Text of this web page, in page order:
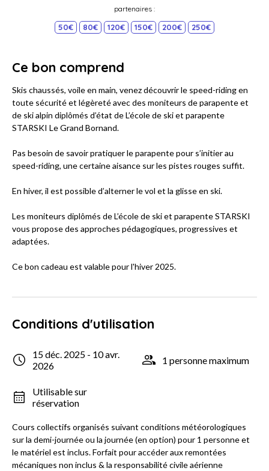
partenaires :
50€ 80€ 120€ 150€ 200€ 250€
Ce bon comprend
Skis chaussés, voile en main, venez découvrir le speed-riding en
toute sécurité et légèreté avec des moniteurs de parapente et
de ski alpin diplômés d’état de L’école de ski et parapente
STARSKI Le Grand Bornand.
Pas besoin de savoir pratiquer le parapente pour s’initier au
speed-riding, une certaine aisance sur les pistes rouges suffit.
En hiver, il est possible d’alterner le vol et la glisse en ski.
Les moniteurs diplômés de L’école de ski et parapente STARSKI
vous propose des approches pédagogiques, progressives et
adaptées.
Ce bon cadeau est valable pour l'hiver 2025.
Conditions d'utilisation
15 déc. 2025 - 10 avr.
2026
1 personne maximum
Utilisable sur
réservation
Cours collectifs organisés suivant conditions météorologiques
sur la demi-journée ou la journée (en option) pour 1 personne et
le matériel est inclus. Forfait pour accéder aux remontées
mécaniques non inclus & la responsabilité civile aérienne